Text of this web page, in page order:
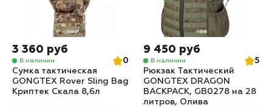
3 360 руб
В наличии
0
Сумка тактическая
GONGTEX Rover Sling Bag
Криптек Скала 8,6л
9 450 руб
В наличии
5
Рюкзак Тактический
GONGTEX DRAGON
BACKPACK, GB0278 на 28
литров, Олива